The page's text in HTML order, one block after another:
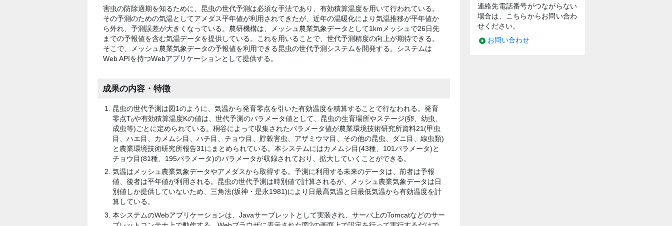
害虫の防除適期を知るために、昆虫の世代予測は必須な手法であり、有効積算温度を用いて行われている。
その予測のための気温としてアメダス平年値が利用されてきたが、近年の温暖化により気温推移が平年値か
ら外れ、予測誤差が大きくなっている。農研機構は、メッシュ農業気象データとして1kmメッシュで26日先
までの予報値を含む気温データを提供している。これを用いることで、世代予測精度の向上が期待できる。
そこで、メッシュ農業気象データの予報値を利用できる昆虫の世代予測システムを開発する。システムは
Web APIを持つWebアプリケーションとして提供する。
成果の内容・特徴
昆虫の世代予測は図1のように、気温から発育零点を引いた有効温度を積算することで行なわれる。発育
零点T0や有効積算温度Kの値は、世代予測のパラメータ値として、昆虫の生育場所やステージ(卵、幼虫、
成虫等)ごとに定められている。桐谷によって収集されたパラメータ値が農業環境技術研究所資料21(甲虫
目、ハエ目、カメムシ目、ハチ目、チョウ目、貯穀害虫、アザミウマ目、その他の昆虫、ダニ目、線虫類)
と農業環境技術研究所報告31にまとめられている。本システムにはカメムシ目(43種、101パラメータ)と
チョウ目(81種、195パラメータ)のパラメータが収録されており、拡大していくことができる。
気温はメッシュ農業気象データやアメダスから取得する。予測に利用する未来のデータは、前者は予報
値、後者は平年値が利用される。昆虫の世代予測は時別値で計算されるが、メッシュ農業気象データは日
別値しか提供していないため、三角法(坂神・是永1981)により日最高気温と日最低気温から有効温度を計
算している。
本システムのWebアプリケーションは、Javaサーブレットとして実装され、サーバ上のTomcatなどのサー
連絡先電話番号がつながらない
場合は、こちらからお問い合わ
せください。
お問い合わせ